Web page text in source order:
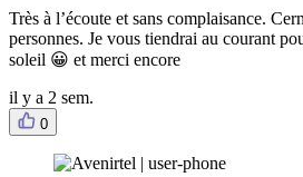
Très à l’écoute et sans complaisance.
personnes. Je vous tiendrai au courant
soleil 😀 et merci encore
il y a 2 sem.
0